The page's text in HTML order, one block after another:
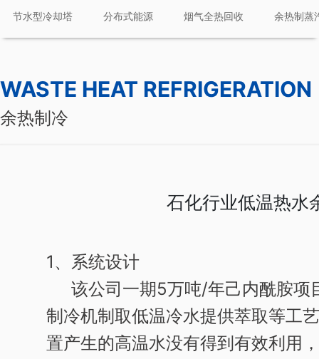
节水型冷却塔 分布式能源 烟气全热回收 余热制蒸
WASTE HEAT REFRIGERATION
余热制冷
石化行业低温热水
1、系统设计
该公司一期5万吨/年己内酰胺项
制冷机制取低温冷水提供萃取等工
置产生的高温水没有得到有效利用